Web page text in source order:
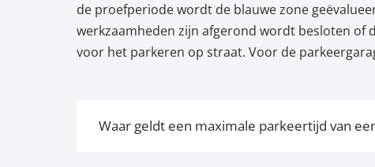
de proefperiode wordt de blauwe zone
werkzaamheden zijn afgerond wordt besloten of
voor het parkeren op straat. Voor de
Waar geldt een maximale parkeertijd van